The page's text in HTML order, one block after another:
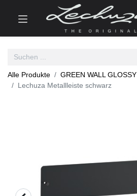
Alle Produkte
GREEN WALL GLOSSY
Lechuza Metallleiste schwarz